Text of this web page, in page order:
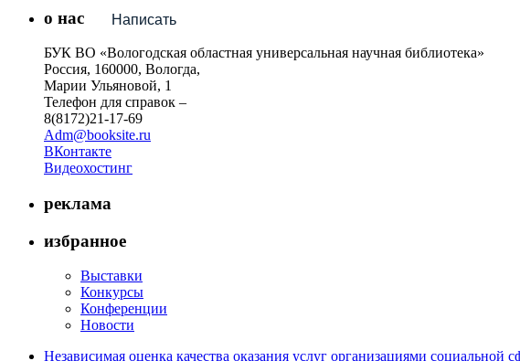
Написать
о нас
БУК ВО «Вологодская областная универсальная научная библиотека»
Россия, 160000, Вологда,
Марии Ульяновой, 1
Телефон для справок –
8(8172)21-17-69
Adm@booksite.ru
ВКонтакте
Видеохостинг
реклама
избранное
Выставки
Конкурсы
Конференции
Новости
Независимая оценка качества оказания услуг организациями социальной